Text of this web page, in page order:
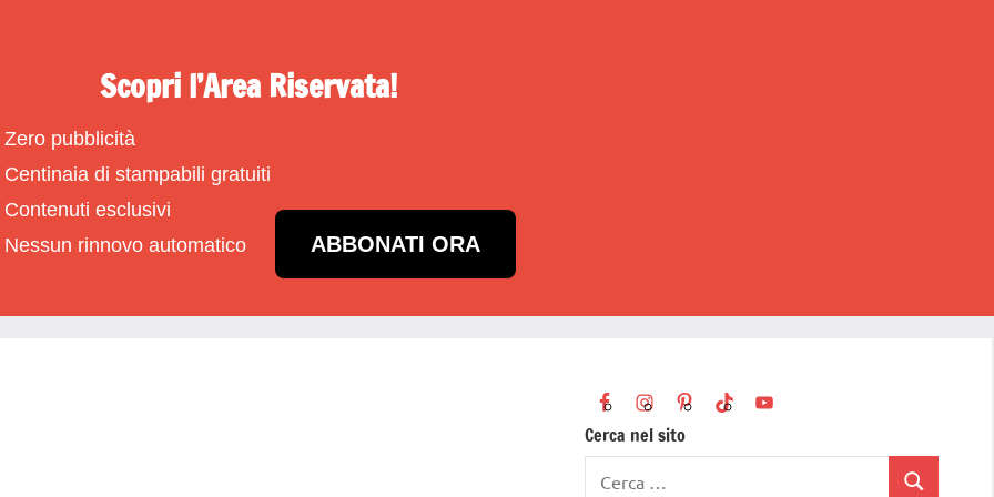
Scopri l’Area Riservata!
Zero pubblicità
Centinaia di stampabili gratuiti
Contenuti esclusivi
Nessun rinnovo automatico
ABBONATI ORA
Cerca nel sito